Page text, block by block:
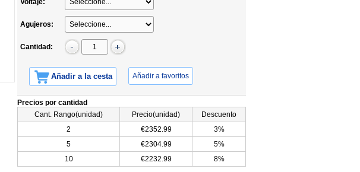
Voltaje:
Agujeros:
Cantidad:
Añadir a la cesta Añadir a favoritos
Precios por cantidad
Cant. Rango(unidad)
Precio(unidad)
Descuento
2
€2352.99
3%
5
€2304.99
5%
10
€2232.99 8%